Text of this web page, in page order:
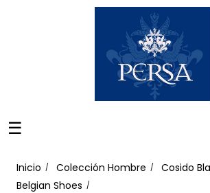
Navegación
palanca
☰
Inicio Colección Hombre
Cosido
Belgian Shoes